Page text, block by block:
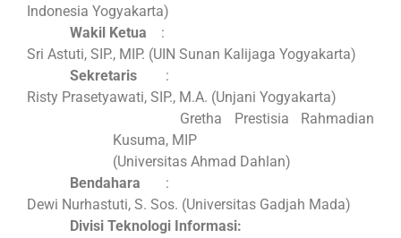
Indonesia Yogyakarta)
Wakil Ketua
:
Sri Astuti, SIP., MIP. (UIN Sunan Kalijaga Yogyakarta)
Sekretaris
:
Risty Prasetyawati, SIP., M.A. (Unjani Yogyakarta)
Gretha Prestisia Rahmadian
Kusuma, MIP
(Universitas Ahmad Dahlan)
Bendahara
:
Dewi Nurhastuti, S. Sos. (Universitas Gadjah Mada)
Divisi Teknologi Informasi: